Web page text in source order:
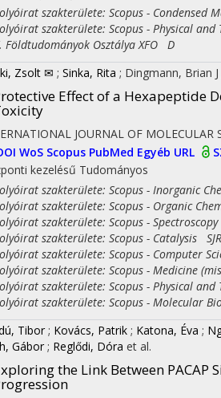
szakterülete: Scopus - Condensed
szakterülete: Scopus - Physical
Osztálya XFO D
Zsolt ✉ ; Sinka, Rita ; Dingmann, Brian J
Effect of a Hexapeptide
JOURNAL OF MOLECULAR
WoS Scopus PubMed Egyéb URL
kezelésű Tudományos
szakterülete: Scopus - Inorganic
szakterülete: Scopus - Organic
szakterülete: Scopus -
szakterülete: Scopus - Catalysis
szakterülete: Scopus - Computer
szakterülete: Scopus - Medicine
szakterülete: Scopus - Physical
szakterülete: Scopus - Molecular
Tibor ; Kovács, Patrik ; Katona, Éva ;
Gábor ; Reglődi, Dóra et al.
the Link Between